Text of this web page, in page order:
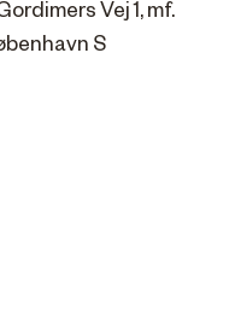
Vej 1, mf.
S